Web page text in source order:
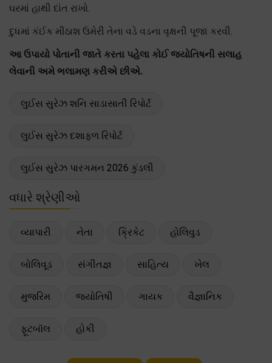
ઘરમાં હાથી દાંત રાખો.
દુધમાં કંઈક મીઠાશ ઉમેરી તેના વડે વડના વૃક્ષની પૂજા કરવી.
આ ઉપાયો પોતાની જાતે કરતા પહેલા કોઈ જ્યોતિષની સલાહ
લેવાની અમે ભલામણ કરીએ છીએ.
લુઈસ સુરેઝ શનિ સાડાસાતી રિપોર્ટ
લુઈસ સુરેઝ દશાફળ રિપોર્ટ
લુઈસ સુરેઝ પારગમન 2026 કુંડલી
વધારે શ્રેણીઓ
વ્યાપારી નેતા ક્રિકેટ હોલિવુડ
બોલિવૂડ સંગીતજ્ઞ સાહિત્ય ખેલ
મુજરિમ જ્યોતિષી ગાયક વૈજ્ઞાનિક
ફૂટબૉલ હોકી